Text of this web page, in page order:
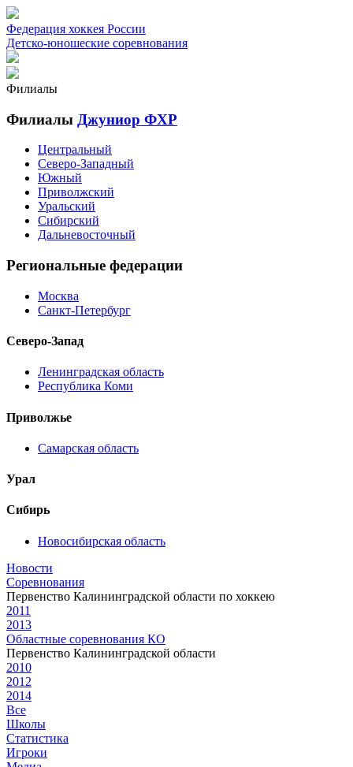
Федерация хоккея России
Детско-юношеские соревнования
Филиалы
Филиалы Джуниор ФХР
Центральный
Северо-Западный
Южный
Приволжский
Уральский
Сибирский
Дальневосточный
Региональные федерации
Москва
Санкт-Петербург
Северо-Запад
Ленинградская область
Республика Коми
Приволжье
Самарская область
Урал
Сибирь
Новосибирская область
Новости
Соревнования
Первенство Калининградской области по хоккею
2011
2013
Областные соревнования КО
Первенство Калининградской области
2010
2012
2014
Все
Школы
Статистика
Игроки